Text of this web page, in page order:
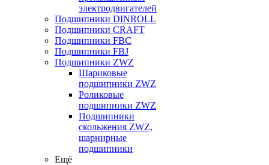
электродвигателей
Подшипники DINROLL
Подшипники CRAFT
Подшипники FBC
Подшипники FBJ
Подшипники ZWZ
Шариковые
подшипники ZWZ
Роликовые
подшипники ZWZ
Подшипники
скольжения ZWZ,
шарнирные
подшипники
Ещё